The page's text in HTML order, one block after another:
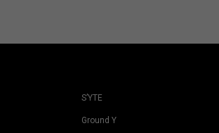
S’YTE
Ground Y